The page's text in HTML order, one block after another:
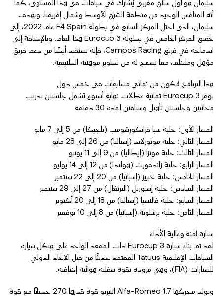
سليمان هو أول سائق مغربي يُشارك في سباقات في هذا المستوى، كما
أنه المنافس الوحيد من منطقة الشرق الأوسط وشمال إفريقيا. ويهدف
سليمان، الذي احتل المركز السابع في بطولة F4 Spain عام 2022، إلى
تحقيق المركز الخامس في بطولة Eurocup 3 هذا العام. وبالإضافة إلى
اندماجه في فريق Campos Racing، فإنه يستفيد أيضًا من دعم فريق
مؤهل ومنظم، مما يسمح له من تطوير موهبته الطبيعية.
هذا البرنامج مُكون من ثماني مسابقات في خمس دول
توفر Eurocup 3 ثمانية عطلات نهاية أسبوع تشمل جلستين تدريب
مجانيين وجلستين تأهيل وسباقين لمدة 30 دقيقة.
المسار الأول: حلبة سبا فرانكورشومب (بلجيكا) من 5 إلى 7 مايو
المسار الثاني: حلبة موتورلاند (إسبانيا) من 26 إلى 28 مايو
المسار الثالث: حلبة مونزا (إيطاليا) من 9 إلى 11 يونيو
المسار الرابع: حلبة زاندفورت (هولندا) من 12 إلى 14 يوليو
المسار الخامس: حلبة خيريز (إسبانيا) من 20 إلى 22 سبتمبر
المسار السادس: حلبة إستوريل (البرتغال) من 27 إلى 29 سبتمبر
المسار السابع: حلبة فالنسيا (إسبانيا) من 18 إلى 20 أكتوبر
المسار الثامن: حلبة برشلونة (إسبانيا) من 8 إلى 10 نوفمبر
سيارة آمنة وعالية الأداء
لقد تم بناء سيارة Eurocup 3 ذات المقعد الواحد على هيكل سيارة
السباقات الإقليمية Tatuus المعتمد حديثًا من قبل الاتحاد الدولي
للسيارات (FIA)، وهي مزودة بقوة سفلية هوائية إضافية.
ويولد محركها Alfa-Romeo 1.7 التيربو قوة قدرها 270 حصانًا مع قوة